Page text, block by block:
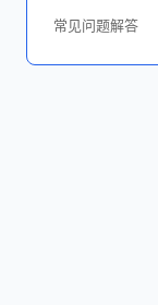
常见问题解答